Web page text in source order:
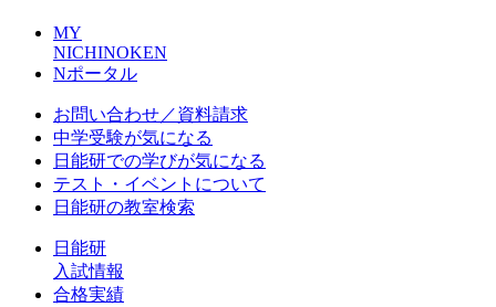
MY
NICHINOKEN
Nポータル
お問い合わせ／資料請求
中学受験が気になる
日能研での学びが気になる
テスト・イベントについて
日能研の教室検索
日能研
入試情報
合格実績